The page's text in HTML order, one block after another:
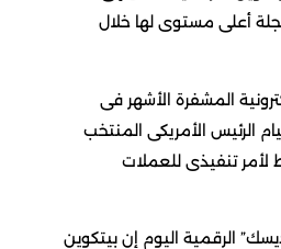
مسجلة أعلى مستوى لها خلال
المشفرة الأشهر فى
الرئيس الأمريكى المنتخب
لأمر تنفيذى للعملات
الرقمية اليوم إن بيتكوين